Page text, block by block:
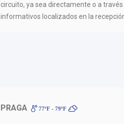
circuito, ya sea directamente o a
informativos localizados en la
PRAGA 77ºF - 79ºF